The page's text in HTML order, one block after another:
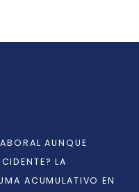
AUNQUE
LA
ACUMULATIVO EN